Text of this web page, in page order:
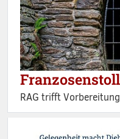
RAG trifft